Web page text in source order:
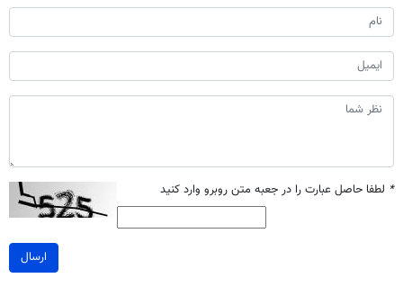
* لطفا حاصل عبارت را در جعبه متن روبرو وارد کنید
ارسال